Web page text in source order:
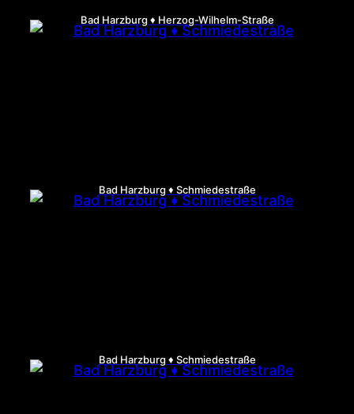
Bad Harzburg ♦ Herzog-Wilhelm-Straße
Bad Harzburg ♦ Schmiedestraße
Bad Harzburg ♦ Schmiedestraße